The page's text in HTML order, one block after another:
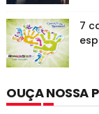
7
OUÇA NOSSA